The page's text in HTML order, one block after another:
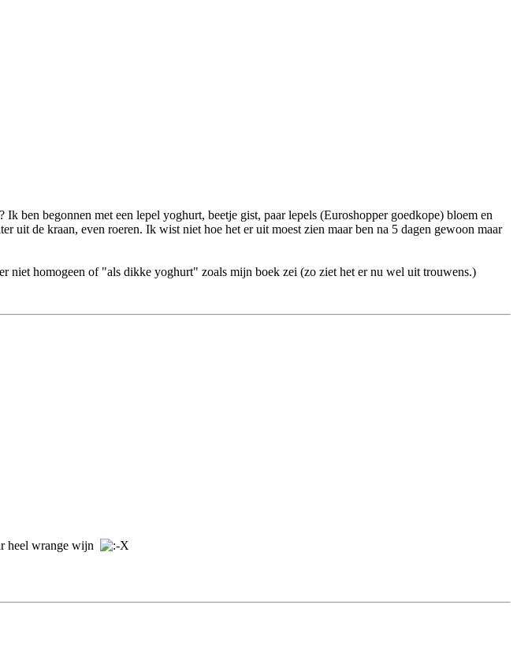
ben begonnen met een lepel yoghurt, beetje gist, paar lepels (Euroshopper goedkope) bloem en
uit de kraan, even roeren. Ik wist niet hoe het er uit moest zien maar ben na 5 dagen gewoon maar
niet homogeen of "als dikke yoghurt" zoals mijn boek zei (zo ziet het er nu wel uit trouwens.)
heel wrange wijn